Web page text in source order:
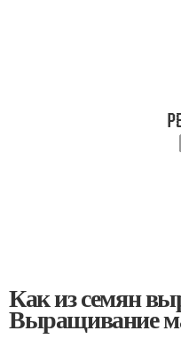
Как из семян
Выращивание